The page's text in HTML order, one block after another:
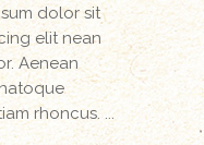
dolor sit
elit nean
Aenean
rhoncus.